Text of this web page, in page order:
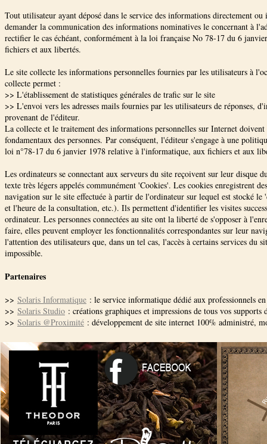
Tout utilisateur ayant déposé dans le service des informations directement
demander la communication des informations nominatives le concernant à
rectifier le cas échéant, conformément à la loi française No 78-17 du 6
fichiers et aux libertés.
Le site collecte les informations personnelles fournies par les utilisateurs à
collecte permet :
>> L'établissement de statistiques générales de trafic sur le site
>> L'envoi vers les adresses mails fournies par les utilisateurs de réponses,
provenant de l'éditeur.
La collecte et le traitement des informations personnelles sur Internet doivent
fondamentaux des personnes. Par conséquent, l'éditeur s'engage à une
loi n°78-17 du 6 janvier 1978 relative à l'informatique, aux fichiers et aux
Les ordinateurs se connectant aux serveurs du site reçoivent sur leur disque
texte très légers appelés communément 'Cookies'. Les cookies enregistrent
navigation sur le site effectuée à partir de l'ordinateur sur lequel est stocké le
et l'heure de la consultation, etc.). Ils permettent d'identifier les visites
ordinateur. Les personnes connectées au site ont la liberté de s'opposer à
faire, elles peuvent employer les fonctionnalités correspondantes sur leur
l'attention des utilisateurs que, dans un tel cas, l'accès à certains services du
impossible.
Partenaires
>> Solaris Informatique : le service informatique dédié aux professionnels
>> Solaris Studio : créations graphiques et impressions de tous vos
>> Solaris @Proximité : développement de site internet 100% administré,